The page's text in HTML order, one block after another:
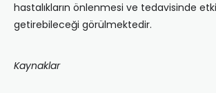
hastalıkların önlenmesi ve tedavisinde
getirebileceği görülmektedir.
Kaynaklar